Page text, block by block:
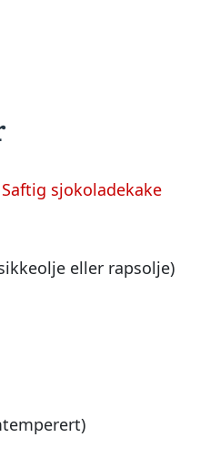
sjokoladekake
eller rapsolje)